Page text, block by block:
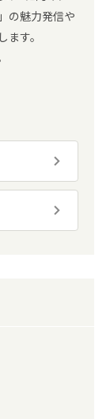
の魅力発信や
す。